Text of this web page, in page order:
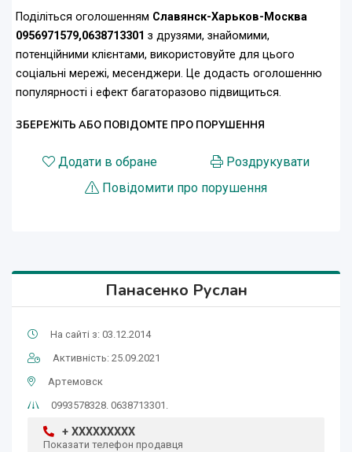
Поділіться оголошенням Славянск-Харьков-Москва
0956971579,0638713301 з друзями, знайомими,
потенційними клієнтами, використовуйте для цього
соціальні мережі, месенджери. Це додасть оголошенню
популярності і ефект багаторазово підвищиться.
ЗБЕРЕЖІТЬ АБО ПОВІДОМТЕ ПРО ПОРУШЕННЯ
Додати в обране
Роздрукувати
Повідомити про порушення
Панасенко Руслан
На сайті з: 03.12.2014
Активність: 25.09.2021
Артемовск
0993578328. 0638713301.
+ XXXXXXXXX
Показати телефон продавця